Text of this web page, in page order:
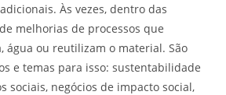
Às vezes, dentro das
melhorias de processos que
água ou reutilizam o material. São
e temas para isso: sustentabilidade
sociais, negócios de impacto social,